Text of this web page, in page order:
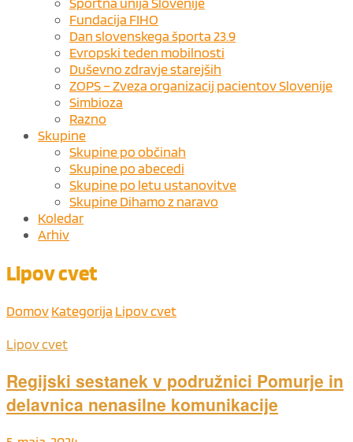
Fundacija FIHO
Dan slovenskega športa 23.9
Evropski teden mobilnosti
Duševno zdravje starejših
ZOPS – Zveza organizacij pacientov Slovenije
Simbioza
Razno
Skupine
Skupine po občinah
Skupine po abecedi
Skupine po letu ustanovitve
Skupine Dihamo z naravo
Koledar
Arhiv
Lipov cvet
DomovKategorija Lipov cvet
Lipov cvet
Regijski sestanek v podružnici Pomurje in
delavnica nenasilne komunikacije